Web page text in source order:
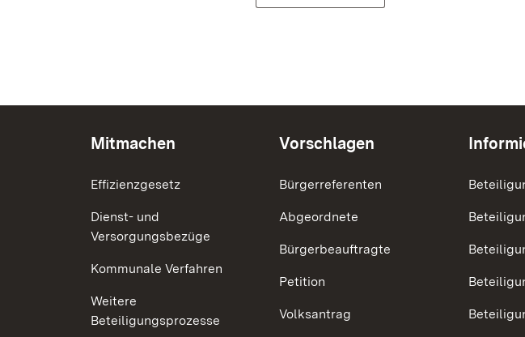
Mitmachen
Effizienzgesetz
Dienst- und
Versorgungsbezüge
Kommunale Verfahren
Weitere
Beteiligungsprozesse
Vorschlagen
Bürgerreferenten
Abgeordnete
Bürgerbeauftragte
Petition
Volksantrag